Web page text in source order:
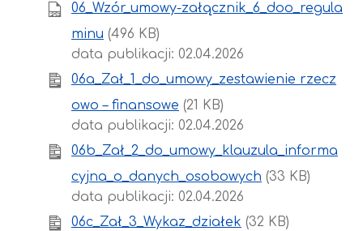
06_Wzór_umowy-załącznik_6_doo_regula
minu (496 KB)
data publikacji: 02.04.2026
06a_Zał_1_do_umowy_zestawienie rzecz
owo – finansowe (21 KB)
data publikacji: 02.04.2026
06b_Zał_2_do_umowy_klauzula_informa
cyjna_o_danych_osobowych (33 KB)
data publikacji: 02.04.2026
06c_Zał_3_Wykaz_działek (32 KB)